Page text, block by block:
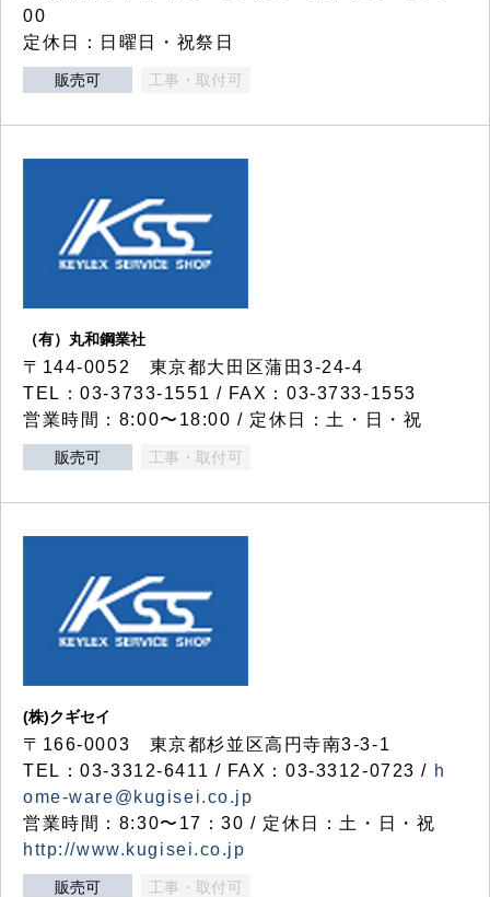
00
定休日：日曜日・祝祭日
販売可 工事・取付可
（有）丸和鋼業社
〒144-0052 東京都大田区蒲田3-24-4
TEL：03-3733-1551 / FAX：03-3733-1553
営業時間：8:00〜18:00 / 定休日：土・日・祝
販売可 工事・取付可
(株)クギセイ
〒166-0003 東京都杉並区高円寺南3-3-1
TEL：03-3312-6411 / FAX：03-3312-0723 / h
ome-ware@kugisei.co.jp
営業時間：8:30〜17：30 / 定休日：土・日・祝
http://www.kugisei.co.jp
販売可 工事・取付可